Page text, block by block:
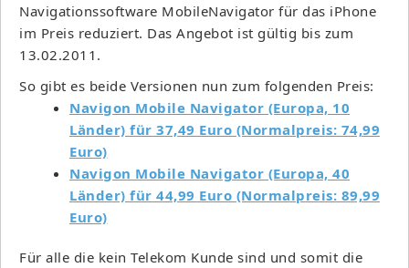
Navigationssoftware MobileNavigator für das iPhone
im Preis reduziert. Das Angebot ist gültig bis zum
13.02.2011.
So gibt es beide Versionen nun zum folgenden Preis:
Navigon Mobile Navigator (Europa, 10
Länder) für 37,49 Euro (Normalpreis: 74,99
Euro)
Navigon Mobile Navigator (Europa, 40
Länder) für 44,99 Euro (Normalpreis: 89,99
Euro)
Für alle die kein Telekom Kunde sind und somit die